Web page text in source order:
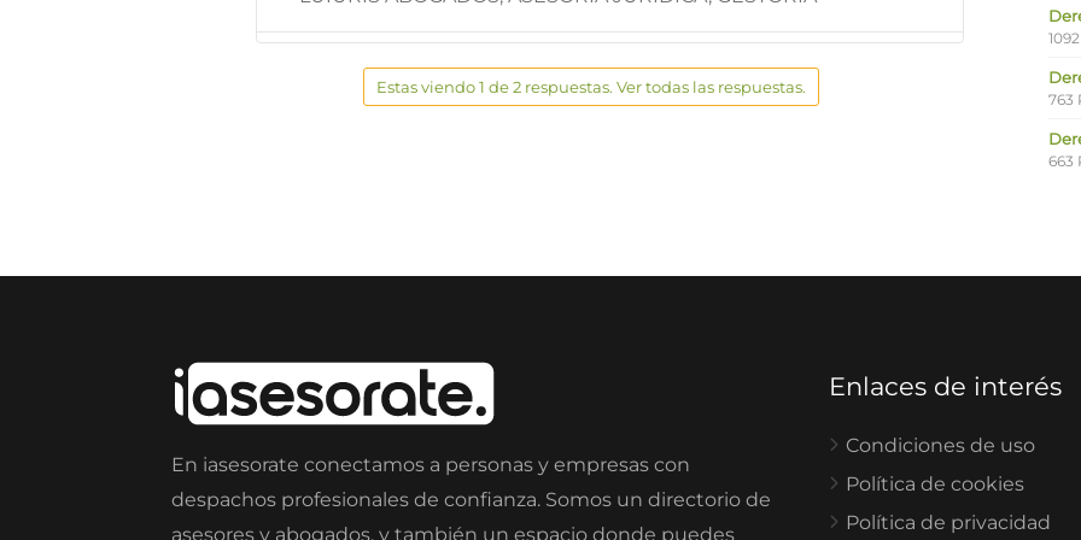
Estas viendo 1 de 2 respuestas. Ver todas las respuestas.
763
663
En iasesorate conectamos a personas y empresas con
despachos profesionales de confianza. Somos un directorio de
asesores y abogados, y también un espacio donde puedes
Enlaces de interés
Condiciones de uso
Política de cookies
Política de privacidad